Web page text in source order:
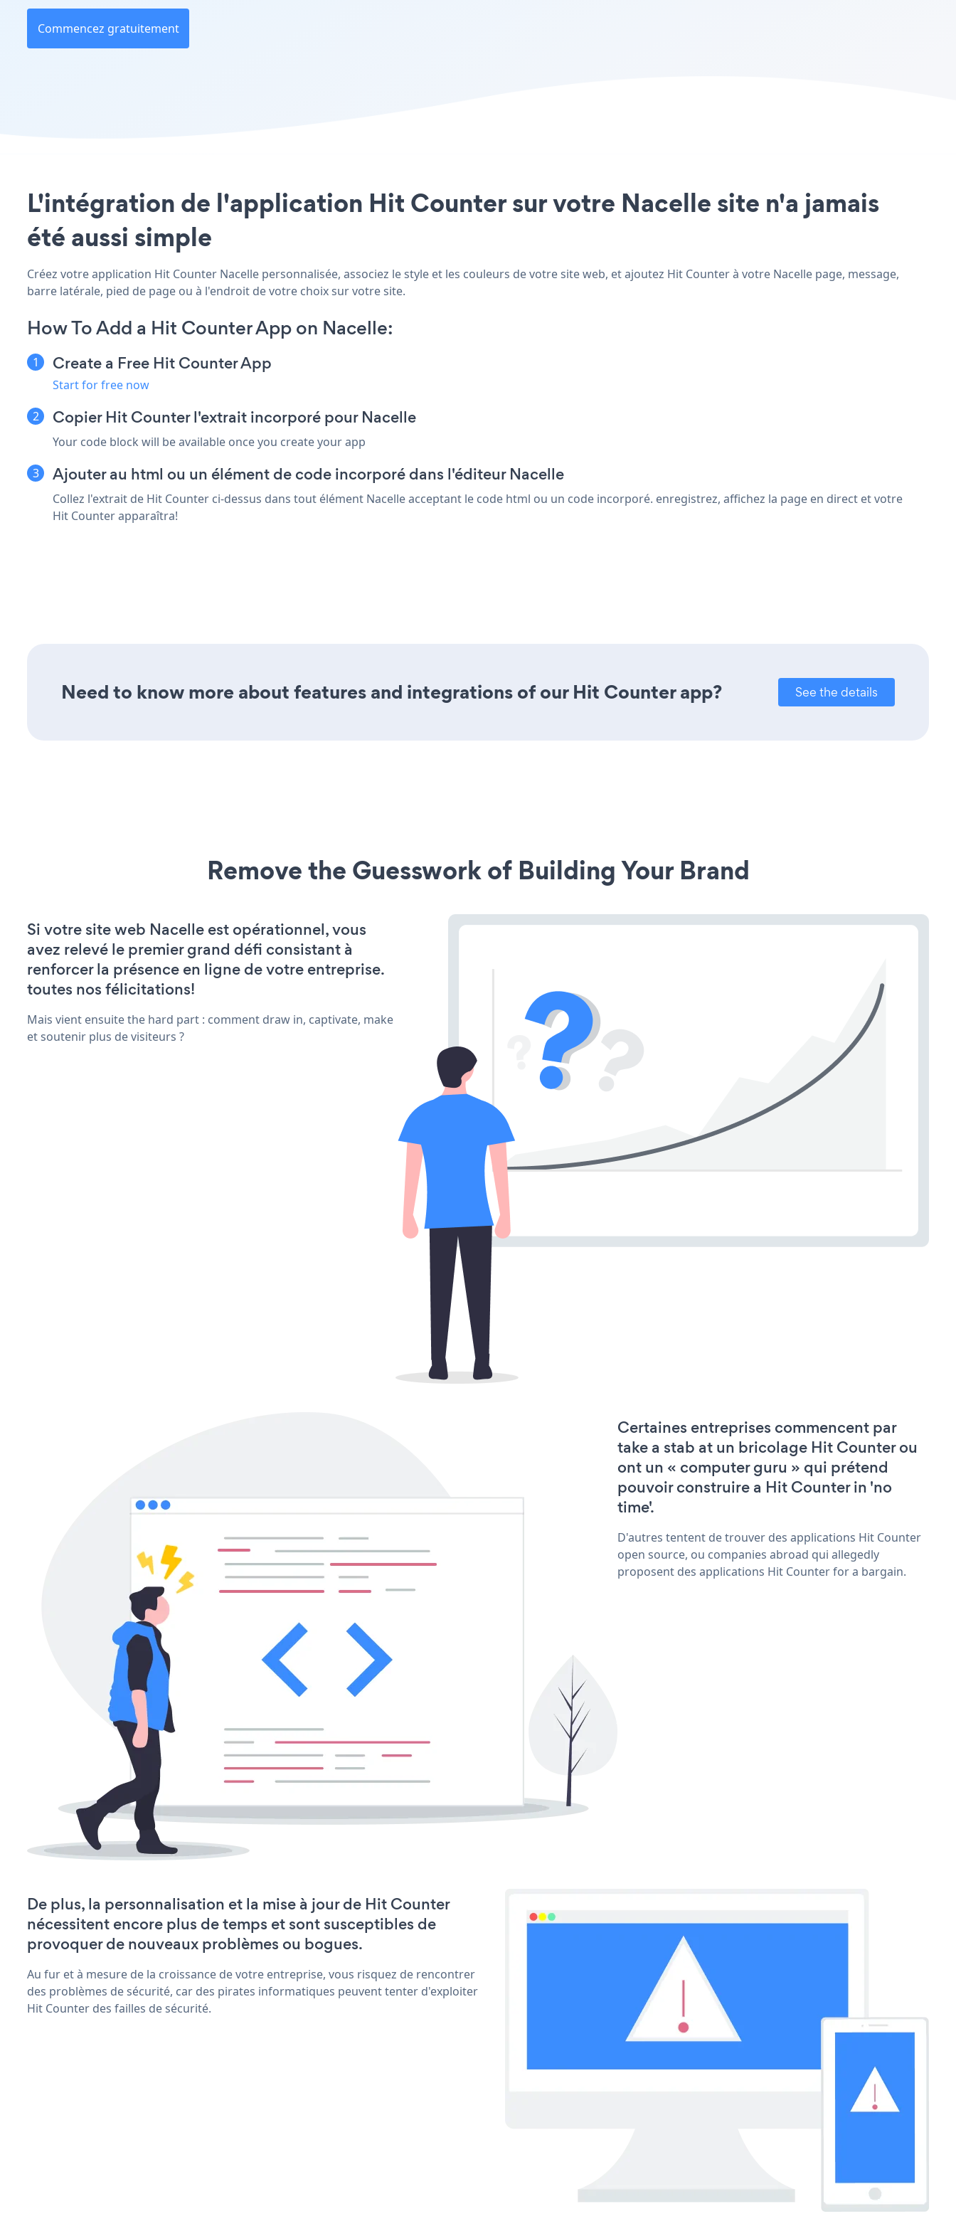
Commencez gratuitement
L'intégration de l'application Hit Counter sur votre Nacelle site n'a jamais
été aussi simple
Créez votre application Hit Counter Nacelle personnalisée, associez le style et les couleurs de votre site web, et ajoutez Hit Counter à votre Nacelle page, message,
barre latérale, pied de page ou à l'endroit de votre choix sur votre site.
How To Add a Hit Counter App on Nacelle:
Create a Free Hit Counter App
Start for free now
Copier Hit Counter l'extrait incorporé pour Nacelle
Your code block will be available once you create your app
Ajouter au html ou un élément de code incorporé dans l'éditeur Nacelle
Collez l'extrait de Hit Counter ci-dessus dans tout élément Nacelle acceptant le code html ou un code incorporé. enregistrez, affichez la page en direct et votre
Hit Counter apparaîtra!
Need to know more about features and integrations of our Hit Counter app? See the details
Remove the Guesswork of Building Your Brand
Si votre site web Nacelle est opérationnel, vous
avez relevé le premier grand défi consistant à
renforcer la présence en ligne de votre entreprise.
toutes nos félicitations!
Mais vient ensuite the hard part : comment draw in, captivate, make
et soutenir plus de visiteurs ?
Certaines entreprises commencent par
take a stab at un bricolage Hit Counter ou
ont un « computer guru » qui prétend
pouvoir construire a Hit Counter in 'no
time'.
D'autres tentent de trouver des applications Hit Counter
open source, ou companies abroad qui allegedly
proposent des applications Hit Counter for a bargain.
De plus, la personnalisation et la mise à jour de Hit Counter
nécessitent encore plus de temps et sont susceptibles de
provoquer de nouveaux problèmes ou bogues.
Au fur et à mesure de la croissance de votre entreprise, vous risquez de rencontrer
des problèmes de sécurité, car des pirates informatiques peuvent tenter d'exploiter
Hit Counter des failles de sécurité.